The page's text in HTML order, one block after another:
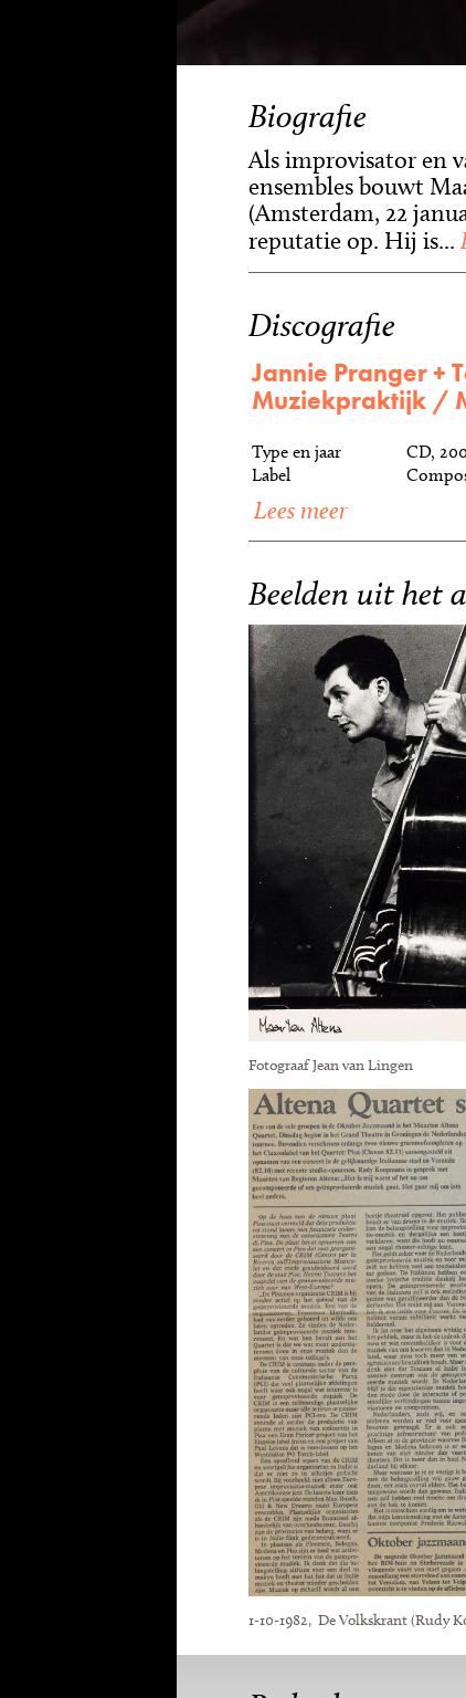
Biografie
Als improvisator en
ensembles bouwt
(Amsterdam, 22
reputatie op. Hij is...
Discografie
Jannie Pranger +
Muziekpraktijk /
Type en jaar
CD,
Label
Lees meer
Beelden uit het
Fotograaf Jean van Lingen
1-10-1982, De Volkskrant (Rudy